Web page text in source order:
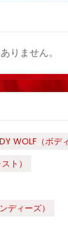
りません。
WOLF（ボデ
ト）
ィーズ）